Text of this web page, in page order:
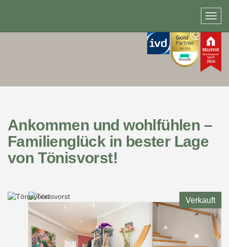
Ankommen und wohlfühlen –
Familienglück in bester Lage
von Tönisvorst!
Verkauft